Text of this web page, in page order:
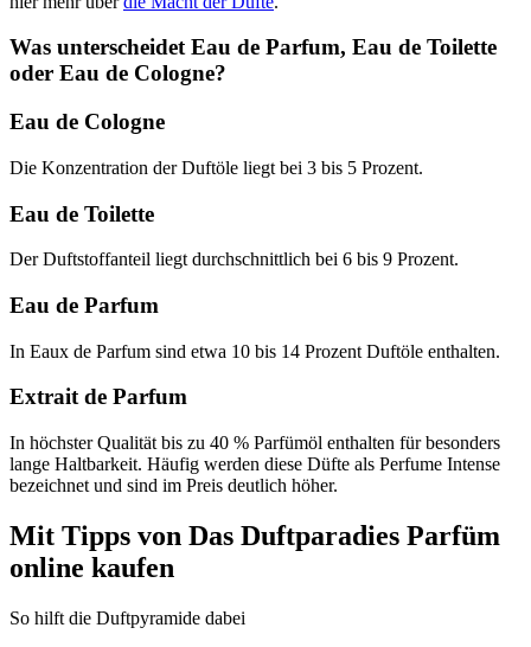
Was unterscheidet Eau de Parfum, Eau de Toilette
oder Eau de Cologne?
Eau de Cologne
Die Konzentration der Duftöle liegt bei 3 bis 5 Prozent.
Eau de Toilette
Der Duftstoffanteil liegt durchschnittlich bei 6 bis 9 Prozent.
Eau de Parfum
In Eaux de Parfum sind etwa 10 bis 14 Prozent Duftöle enthalten.
Extrait de Parfum
In höchster Qualität bis zu 40 % Parfümöl enthalten für besonders
lange Haltbarkeit. Häufig werden diese Düfte als Perfume Intense
bezeichnet und sind im Preis deutlich höher.
Mit Tipps von Das Duftparadies Parfüm
online kaufen
So hilft die Duftpyramide dabei